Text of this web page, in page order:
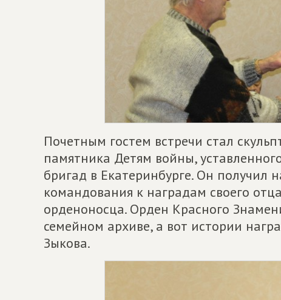
Почетным гостем встречи стал
памятника Детям войны,
бригад в Екатеринбурге. Он получил
командования к наградам своего
орденоносца. Орден Красного
семейном архиве, а вот истории
Зыкова.